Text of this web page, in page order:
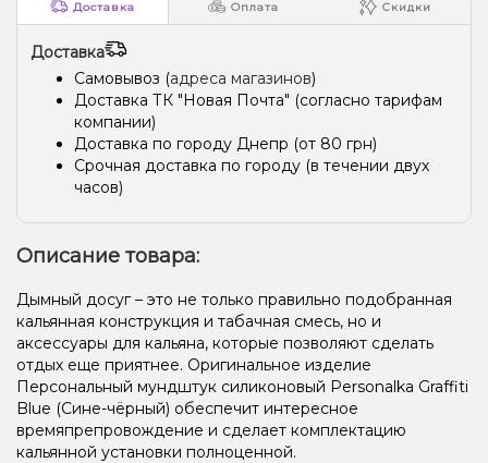
Доставка Оплата Скидки
Доставка
Самовывоз (адреса магазинов)
Доставка ТК "Новая Почта" (согласно тарифам
компании)
Доставка по городу Днепр (от 80 грн)
Срочная доставка по городу (в течении двух
часов)
Описание товара:
Дымный досуг – это не только правильно подобранная
кальянная конструкция и табачная смесь, но и
аксессуары для кальяна, которые позволяют сделать
отдых еще приятнее. Оригинальное изделие
Персональный мундштук силиконовый Personalka Graffiti
Blue (Сине-чёрный) обеспечит интересное
времяпрепровождение и сделает комплектацию
кальянной установки полноценной.